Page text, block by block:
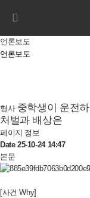
언론보도
언론보도
형사 중학생이 운전
처벌과 배상은
페이지 정보
Date 25-10-24 14:47
본문
[사건 Why]